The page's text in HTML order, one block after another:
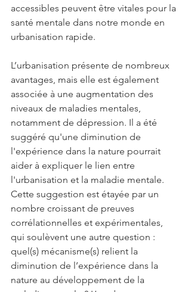
accessibles peuvent être vitales pour la
santé mentale dans notre monde en
urbanisation rapide.
L’urbanisation présente de nombreux
avantages, mais elle est également
associée à une augmentation des
niveaux de maladies mentales,
notamment de dépression. Il a été
suggéré qu'une diminution de
l'expérience dans la nature pourrait
aider à expliquer le lien entre
l'urbanisation et la maladie mentale.
Cette suggestion est étayée par un
nombre croissant de preuves
corrélationnelles et expérimentales,
qui soulèvent une autre question :
quel(s) mécanisme(s) relient la
diminution de l’expérience dans la
nature au développement de la